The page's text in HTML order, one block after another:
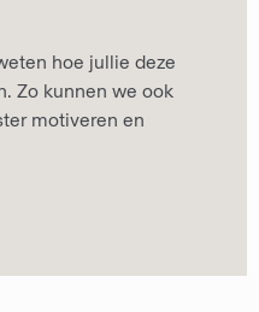
hoe jullie deze
Zo kunnen we ook
motiveren en